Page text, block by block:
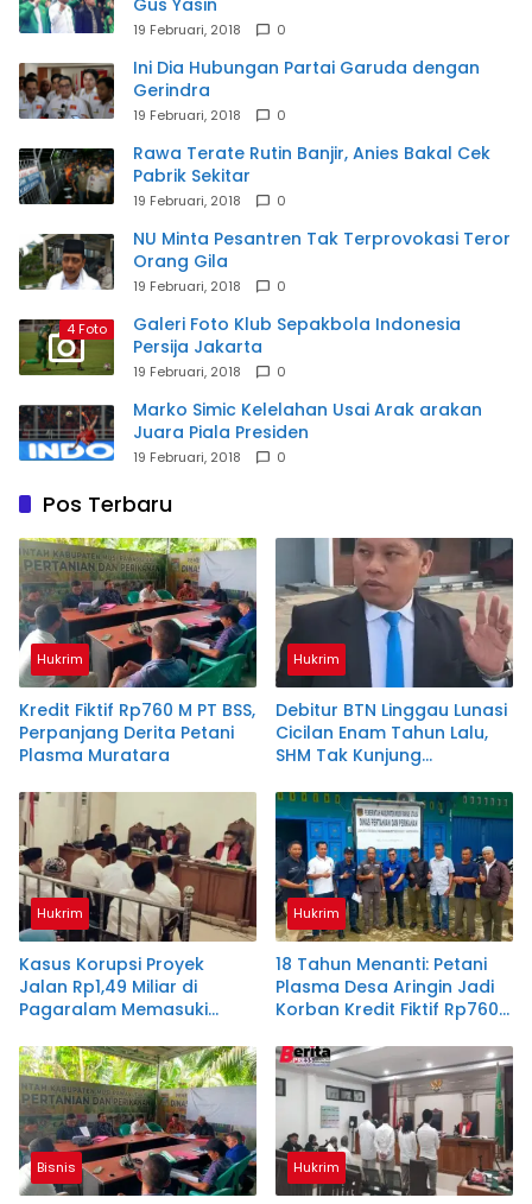
Gus Yasin
19 Februari, 2018 0
Ini Dia Hubungan Partai Garuda dengan
Gerindra
19 Februari, 2018 0
Rawa Terate Rutin Banjir, Anies Bakal Cek
Pabrik Sekitar
19 Februari, 2018 0
NU Minta Pesantren Tak Terprovokasi Teror
Orang Gila
19 Februari, 2018 0
4 Foto
Galeri Foto Klub Sepakbola Indonesia
Persija Jakarta
19 Februari, 2018 0
Marko Simic Kelelahan Usai Arak arakan
Juara Piala Presiden
19 Februari, 2018 0
Pos Terbaru
Hukrim
Kredit Fiktif Rp760 M PT BSS,
Perpanjang Derita Petani
Plasma Muratara
Hukrim
Debitur BTN Linggau Lunasi
Cicilan Enam Tahun Lalu,
SHM Tak Kunjung
Hukrim
Kasus Korupsi Proyek
Jalan Rp1,49 Miliar di
Pagaralam Memasuki
Terdakwa Dituntut 2,5
Tahun Penjara
Hukrim
18 Tahun Menanti: Petani
Plasma Desa Aringin Jadi
Korban Kredit Fiktif Rp760
Bisnis Hukrim